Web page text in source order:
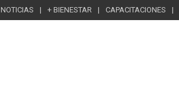
NOTICIAS + BIENESTAR CAPACITACIONES